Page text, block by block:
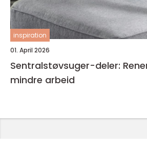
inspiration
01. April 2026
Sentralstøvsuger-deler:
mindre arbeid